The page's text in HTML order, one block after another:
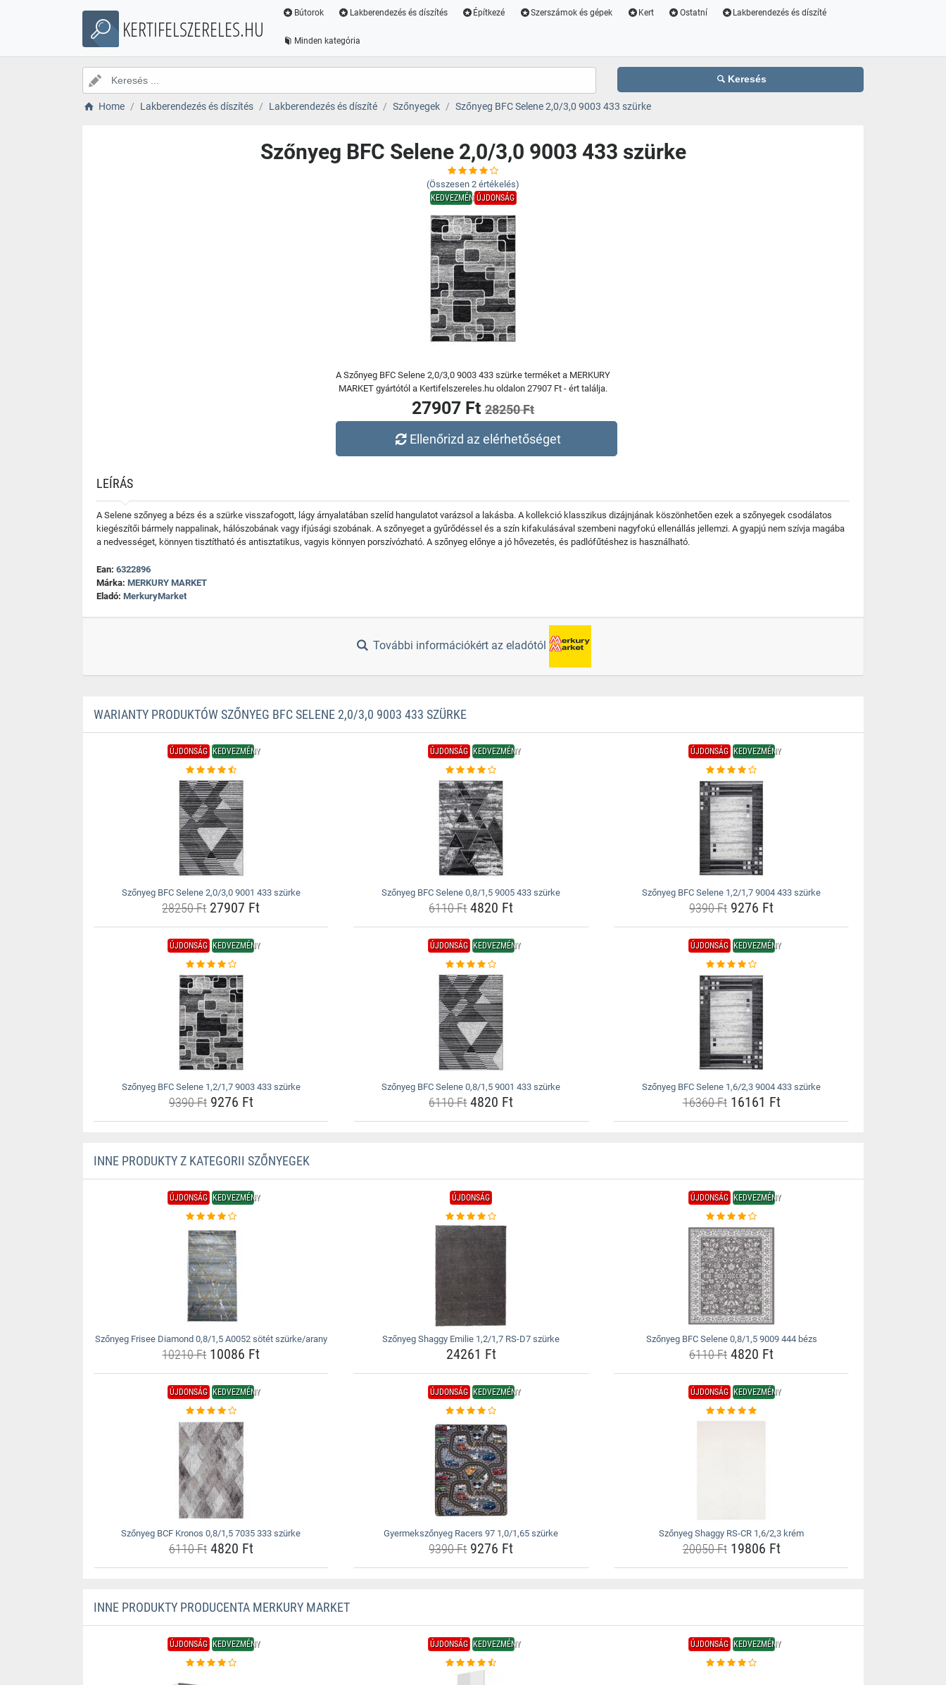
KERTIFELSZERELES.HU
Bútorok Lakberendezés és díszítés Építkezé Szerszámok és gépek Kert Ostatní Lakberendezés és díszíté
Minden kategória
Keresés
Home Lakberendezés és díszítés Lakberendezés és díszíté Szőnyegek Szőnyeg BFC Selene 2,0/3,0 9003 433 szürke
Szőnyeg BFC Selene 2,0/3,0 9003 433 szürke
(Összesen 2 értékelés)
KEDVEZMÉNYÚJDONSÁG
A Szőnyeg BFC Selene 2,0/3,0 9003 433 szürke terméket a MERKURY
MARKET gyártótól a Kertifelszereles.hu oldalon 27907 Ft - ért találja.
27907 Ft 28250 Ft
Ellenőrizd az elérhetőséget
LEÍRÁS
A Selene szőnyeg a bézs és a szürke visszafogott, lágy árnyalatában szelíd hangulatot varázsol a lakásba. A kollekció klasszikus dizájnjának köszönhetően ezek a szőnyegek csodálatos
kiegészítői bármely nappalinak, hálószobának vagy ifjúsági szobának. A szőnyeget a gyűrődéssel és a szín kifakulásával szembeni nagyfokú ellenállás jellemzi. A gyapjú nem szívja magába
a nedvességet, könnyen tisztítható és antisztatikus, vagyis könnyen porszívózható. A szőnyeg előnye a jó hővezetés, és padlófűtéshez is használható.
Ean: 6322896
Márka: MERKURY MARKET
Eladó: MerkuryMarket
További információkért az eladótól
WARIANTY PRODUKTÓW SZŐNYEG BFC SELENE 2,0/3,0 9003 433 SZÜRKE
ÚJDONSÁG KEDVEZMÉNY
Szőnyeg BFC Selene 2,0/3,0 9001 433 szürke
28250 Ft27907 Ft
ÚJDONSÁG KEDVEZMÉNY
Szőnyeg BFC Selene 0,8/1,5 9005 433 szürke
6110 Ft4820 Ft
ÚJDONSÁG KEDVEZMÉNY
Szőnyeg BFC Selene 1,2/1,7 9004 433 szürke
9390 Ft 9276 Ft
ÚJDONSÁG KEDVEZMÉNY
Szőnyeg BFC Selene 1,2/1,7 9003 433 szürke
9390 Ft9276 Ft
ÚJDONSÁG KEDVEZMÉNY
Szőnyeg BFC Selene 0,8/1,5 9001 433 szürke
6110 Ft4820 Ft
ÚJDONSÁG KEDVEZMÉNY
Szőnyeg BFC Selene 1,6/2,3 9004 433 szürke
16360 Ft16161 Ft
INNE PRODUKTY Z KATEGORII SZŐNYEGEK
ÚJDONSÁG KEDVEZMÉNY
Szőnyeg Frisee Diamond 0,8/1,5 A0052 sötét szürke/arany
10210 Ft10086 Ft
ÚJDONSÁG
Szőnyeg Shaggy Emilie 1,2/1,7 RS-D7 szürke
24261 Ft
ÚJDONSÁG KEDVEZMÉNY
Szőnyeg BFC Selene 0,8/1,5 9009 444 bézs
6110 Ft 4820 Ft
ÚJDONSÁG KEDVEZMÉNY
Szőnyeg BCF Kronos 0,8/1,5 7035 333 szürke
6110 Ft4820 Ft
ÚJDONSÁG KEDVEZMÉNY
Gyermekszőnyeg Racers 97 1,0/1,65 szürke
9390 Ft9276 Ft
ÚJDONSÁG KEDVEZMÉNY
Szőnyeg Shaggy RS-CR 1,6/2,3 krém
20050 Ft19806 Ft
INNE PRODUKTY PRODUCENTA MERKURY MARKET
ÚJDONSÁG KEDVEZMÉNY ÚJDONSÁG KEDVEZMÉNY ÚJDONSÁG KEDVEZMÉNY